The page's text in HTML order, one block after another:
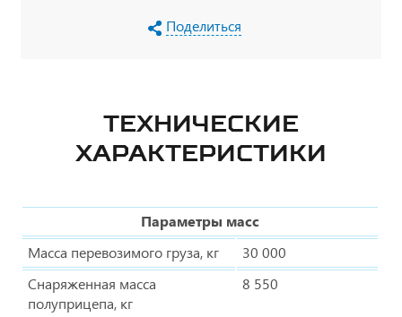
Поделиться
ТЕХНИЧЕСКИЕ
ХАРАКТЕРИСТИКИ
Параметры масс
Масса перевозимого груза, кг
30 000
Снаряженная масса
полуприцепа, кг
8 550